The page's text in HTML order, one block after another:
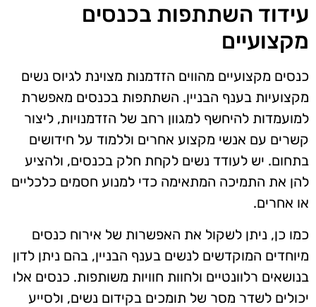
עידוד השתתפות בכנסים
מקצועיים
כנסים מקצועיים מהווים הזדמנות מצוינת לגיוס נשים
מקצועיות בענף הבניין. השתתפות בכנסים מאפשרת
למועמדות להיחשף למגוון רחב של הזדמנויות, ליצור
קשרים עם אנשי מקצוע אחרים וללמוד על חידושים
בתחום. יש לעודד נשים לקחת חלק בכנסים, ולהציע
להן את התמיכה המתאימה כדי למנוע חסמים כלכליים
או אחרים.
כמו כן, ניתן לשקול את האפשרות של אירוח כנסים
מיוחדים המוקדשים לנשים בענף הבניין, בהם ניתן לדון
בנושאים רלוונטיים ולחוות חוויות משותפות. כנסים אלו
יכולים לשדר מסר של תומכים בקידום נשים, ולסייע